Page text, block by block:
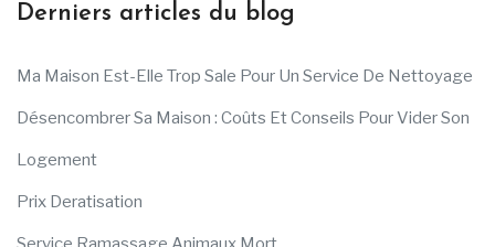
Derniers articles du blog
Ma Maison Est-Elle Trop Sale Pour Un Service De Nettoyage
Désencombrer Sa Maison : Coûts Et Conseils Pour Vider Son
Logement
Prix Deratisation